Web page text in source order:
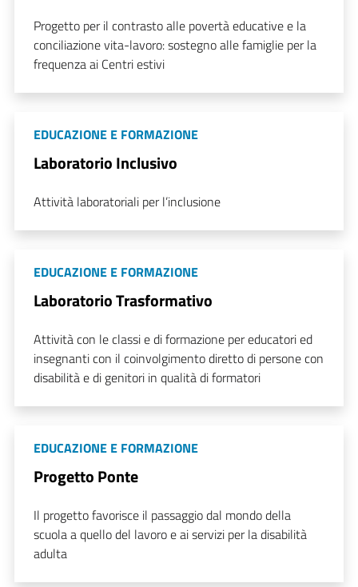
Progetto per il contrasto alle povertà educative e la
conciliazione vita-lavoro: sostegno alle famiglie per la
frequenza ai Centri estivi
EDUCAZIONE E FORMAZIONE
Laboratorio Inclusivo
Attività laboratoriali per l’inclusione
EDUCAZIONE E FORMAZIONE
Laboratorio Trasformativo
Attività con le classi e di formazione per educatori ed
insegnanti con il coinvolgimento diretto di persone con
disabilità e di genitori in qualità di formatori
EDUCAZIONE E FORMAZIONE
Progetto Ponte
Il progetto favorisce il passaggio dal mondo della
scuola a quello del lavoro e ai servizi per la disabilità
adulta